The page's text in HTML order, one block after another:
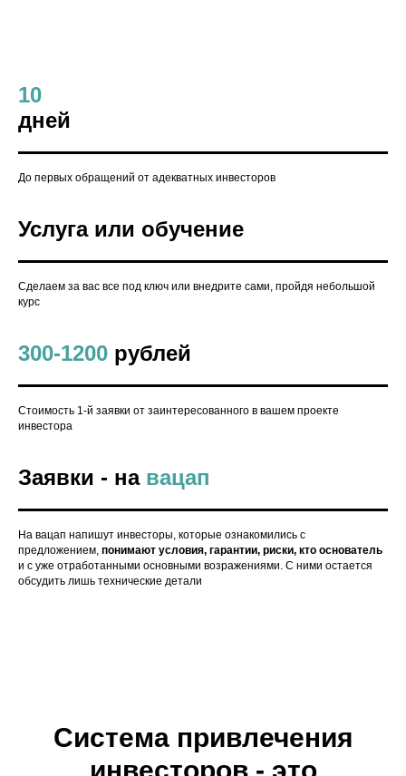
10
дней
До первых обращений от адекватных инвесторов
Услугаили обучение
Сделаем за вас все под ключ или внедрите сами, пройдя небольшой
курс
300-1200 рублей
Стоимость 1-й заявки от заинтересованного в вашем проекте
инвестора
Заявки - на вацап
На вацап напишут инвесторы, которые ознакомились с
предложением, понимают условия, гарантии, риски, кто основатель
и с уже отработанными основными возражениями. С ними остается
обсудить лишь технические детали
Система привлечения